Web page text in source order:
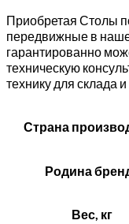
Приобретая Столы
передвижные в
гарантированно
техническую
технику для склада
Страна
Родина
Вес, кг